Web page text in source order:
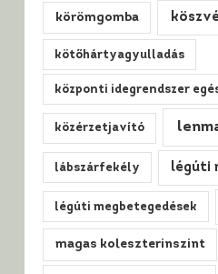
körömgomba
kötőhártyagyulladás
központi idegrendszer
közérzetjavító
lábszárfekély légúti
légúti megbetegedések
magas koleszterinszint